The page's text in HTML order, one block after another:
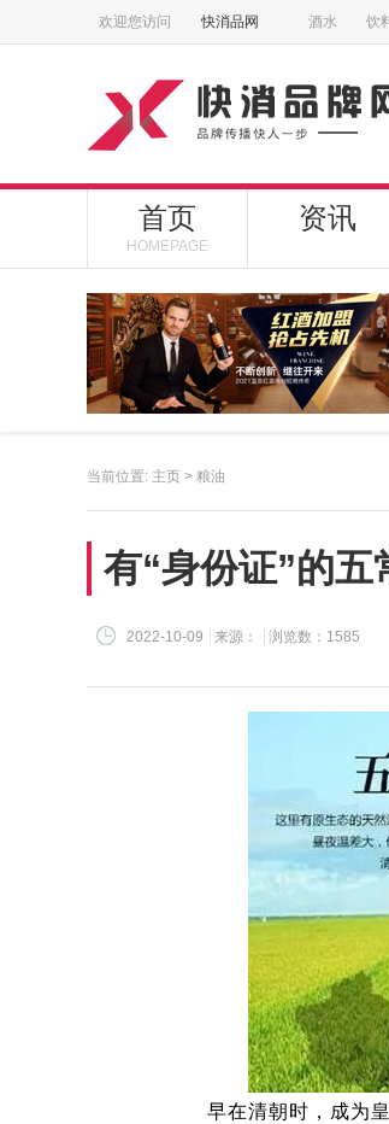
欢迎您访问 快消品网 酒水 饮
首页
HOMEPAGE
资讯
当前位置: 主页 > 粮油
有“身份证”的
2022-10-09 来源： 浏览数：1585
早在清朝时，成为皇